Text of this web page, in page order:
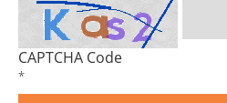
CAPTCHA Code
*